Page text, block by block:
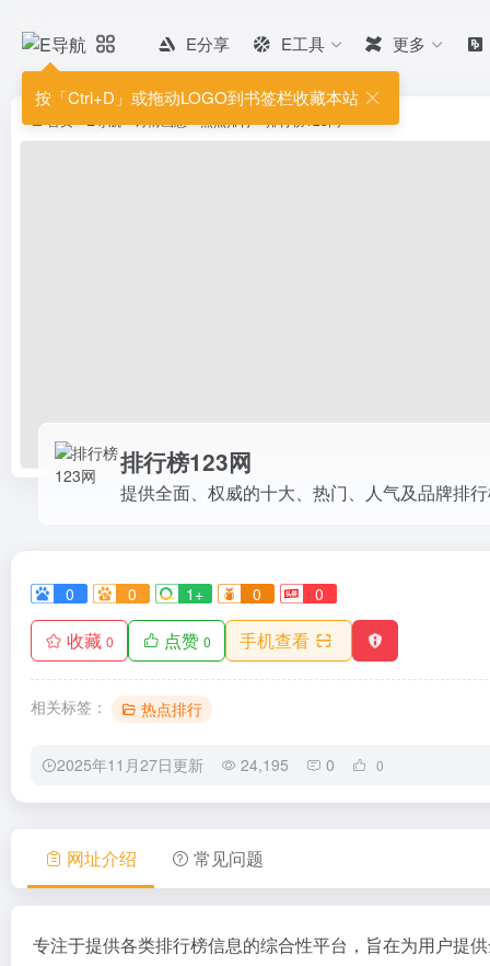
按「Ctrl+D」或拖动LOGO到书签栏收藏本站
E分享 E工具 更多
排行榜123网
0 0 1+ 0 0
收藏 0 点赞 0 手机查看
相关标签： 热点排行
2025年11月27日更新 24,195 0 0
提供全面、权威的十大、热门、
网址介绍 常见问题
专注于提供各类排行榜信息的综合性平台，旨在为用户提